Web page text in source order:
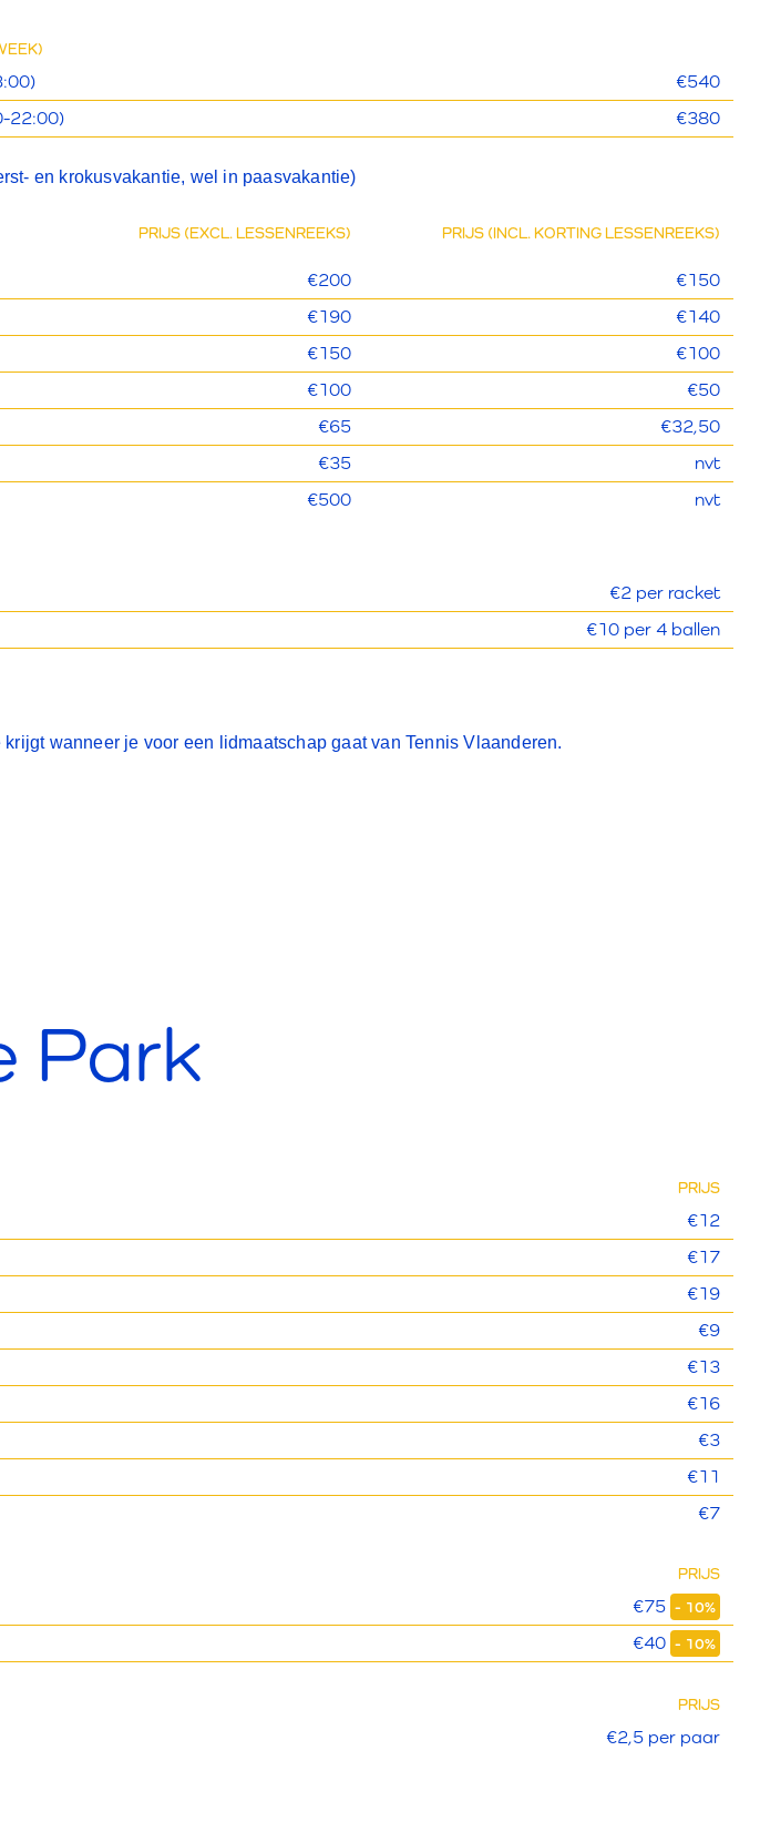
€540
22:00) €380
en krokusvakantie, wel in paasvakantie)
PRIJS (EXCL. LESSENREEKS) PRIJS (INCL. KORTING LESSENREEKS)
€200
€150
€190
€140
€150
€100
€100
€50
€65
€32,50
€35
nvt
€500 nvt
€2 per racket
€10 per 4 ballen
wanneer je voor een lidmaatschap gaat van Tennis Vlaanderen.
Park
PRIJS
€12
€17
€19
€9
€13
€16
€3
€11
€7
PRIJS
€75 - 10%
€40 - 10%
PRIJS
€2,5 per paar